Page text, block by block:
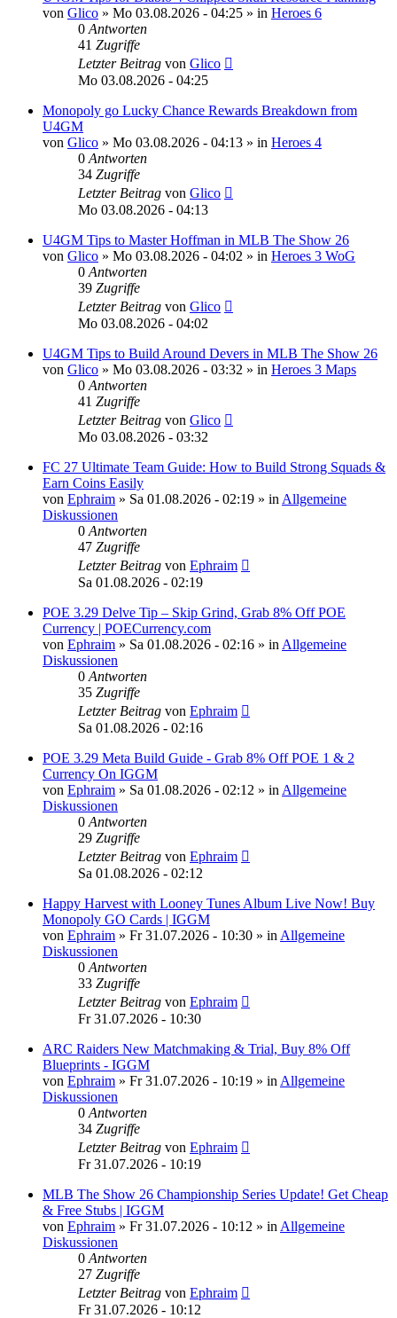
von Glico » Mo 03.08.2026 - 04:25 » in Heroes 6
0 Antworten
41 Zugriffe
Letzter Beitrag von Glico
Mo 03.08.2026 - 04:25
Monopoly go Lucky Chance Rewards Breakdown from
U4GM
von Glico » Mo 03.08.2026 - 04:13 » in Heroes 4
0 Antworten
34 Zugriffe
Letzter Beitrag von Glico
Mo 03.08.2026 - 04:13
U4GM Tips to Master Hoffman in MLB The Show 26
von Glico » Mo 03.08.2026 - 04:02 » in Heroes 3 WoG
0 Antworten
39 Zugriffe
Letzter Beitrag von Glico
Mo 03.08.2026 - 04:02
U4GM Tips to Build Around Devers in MLB The Show 26
von Glico » Mo 03.08.2026 - 03:32 » in Heroes 3 Maps
0 Antworten
41 Zugriffe
Letzter Beitrag von Glico
Mo 03.08.2026 - 03:32
FC 27 Ultimate Team Guide: How to Build Strong Squads &
Earn Coins Easily
von Ephraim » Sa 01.08.2026 - 02:19 » in Allgemeine
Diskussionen
0 Antworten
47 Zugriffe
Letzter Beitrag von Ephraim
Sa 01.08.2026 - 02:19
POE 3.29 Delve Tip – Skip Grind, Grab 8% Off POE
Currency | POECurrency.com
von Ephraim » Sa 01.08.2026 - 02:16 » in Allgemeine
Diskussionen
0 Antworten
35 Zugriffe
Letzter Beitrag von Ephraim
Sa 01.08.2026 - 02:16
POE 3.29 Meta Build Guide - Grab 8% Off POE 1 & 2
Currency On IGGM
von Ephraim » Sa 01.08.2026 - 02:12 » in Allgemeine
Diskussionen
0 Antworten
29 Zugriffe
Letzter Beitrag von Ephraim
Sa 01.08.2026 - 02:12
Happy Harvest with Looney Tunes Album Live Now! Buy
Monopoly GO Cards | IGGM
von Ephraim » Fr 31.07.2026 - 10:30 » in Allgemeine
Diskussionen
0 Antworten
33 Zugriffe
Letzter Beitrag von Ephraim
Fr 31.07.2026 - 10:30
ARC Raiders New Matchmaking & Trial, Buy 8% Off
Blueprints - IGGM
von Ephraim » Fr 31.07.2026 - 10:19 » in Allgemeine
Diskussionen
0 Antworten
34 Zugriffe
Letzter Beitrag von Ephraim
Fr 31.07.2026 - 10:19
MLB The Show 26 Championship Series Update! Get Cheap
& Free Stubs | IGGM
von Ephraim » Fr 31.07.2026 - 10:12 » in Allgemeine
Diskussionen
0 Antworten
27 Zugriffe
Letzter Beitrag von Ephraim
Fr 31.07.2026 - 10:12